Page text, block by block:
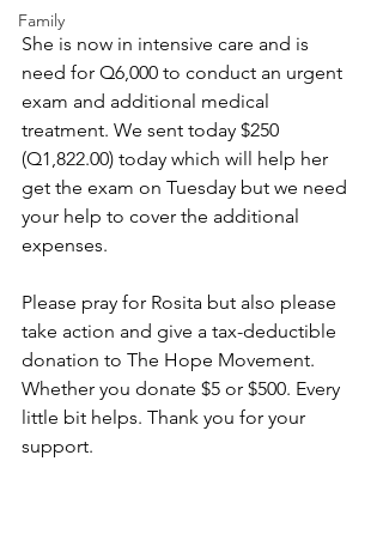
Family
She is now in intensive care and is
need for Q6,000 to conduct an urgent
exam and additional medical
treatment. We sent today $250
(Q1,822.00) today which will help her
get the exam on Tuesday but we need
your help to cover the additional
expenses.
Please pray for Rosita but also please
take action and give a tax-deductible
donation to The Hope Movement.
Whether you donate $5 or $500. Every
little bit helps. Thank you for your
support.